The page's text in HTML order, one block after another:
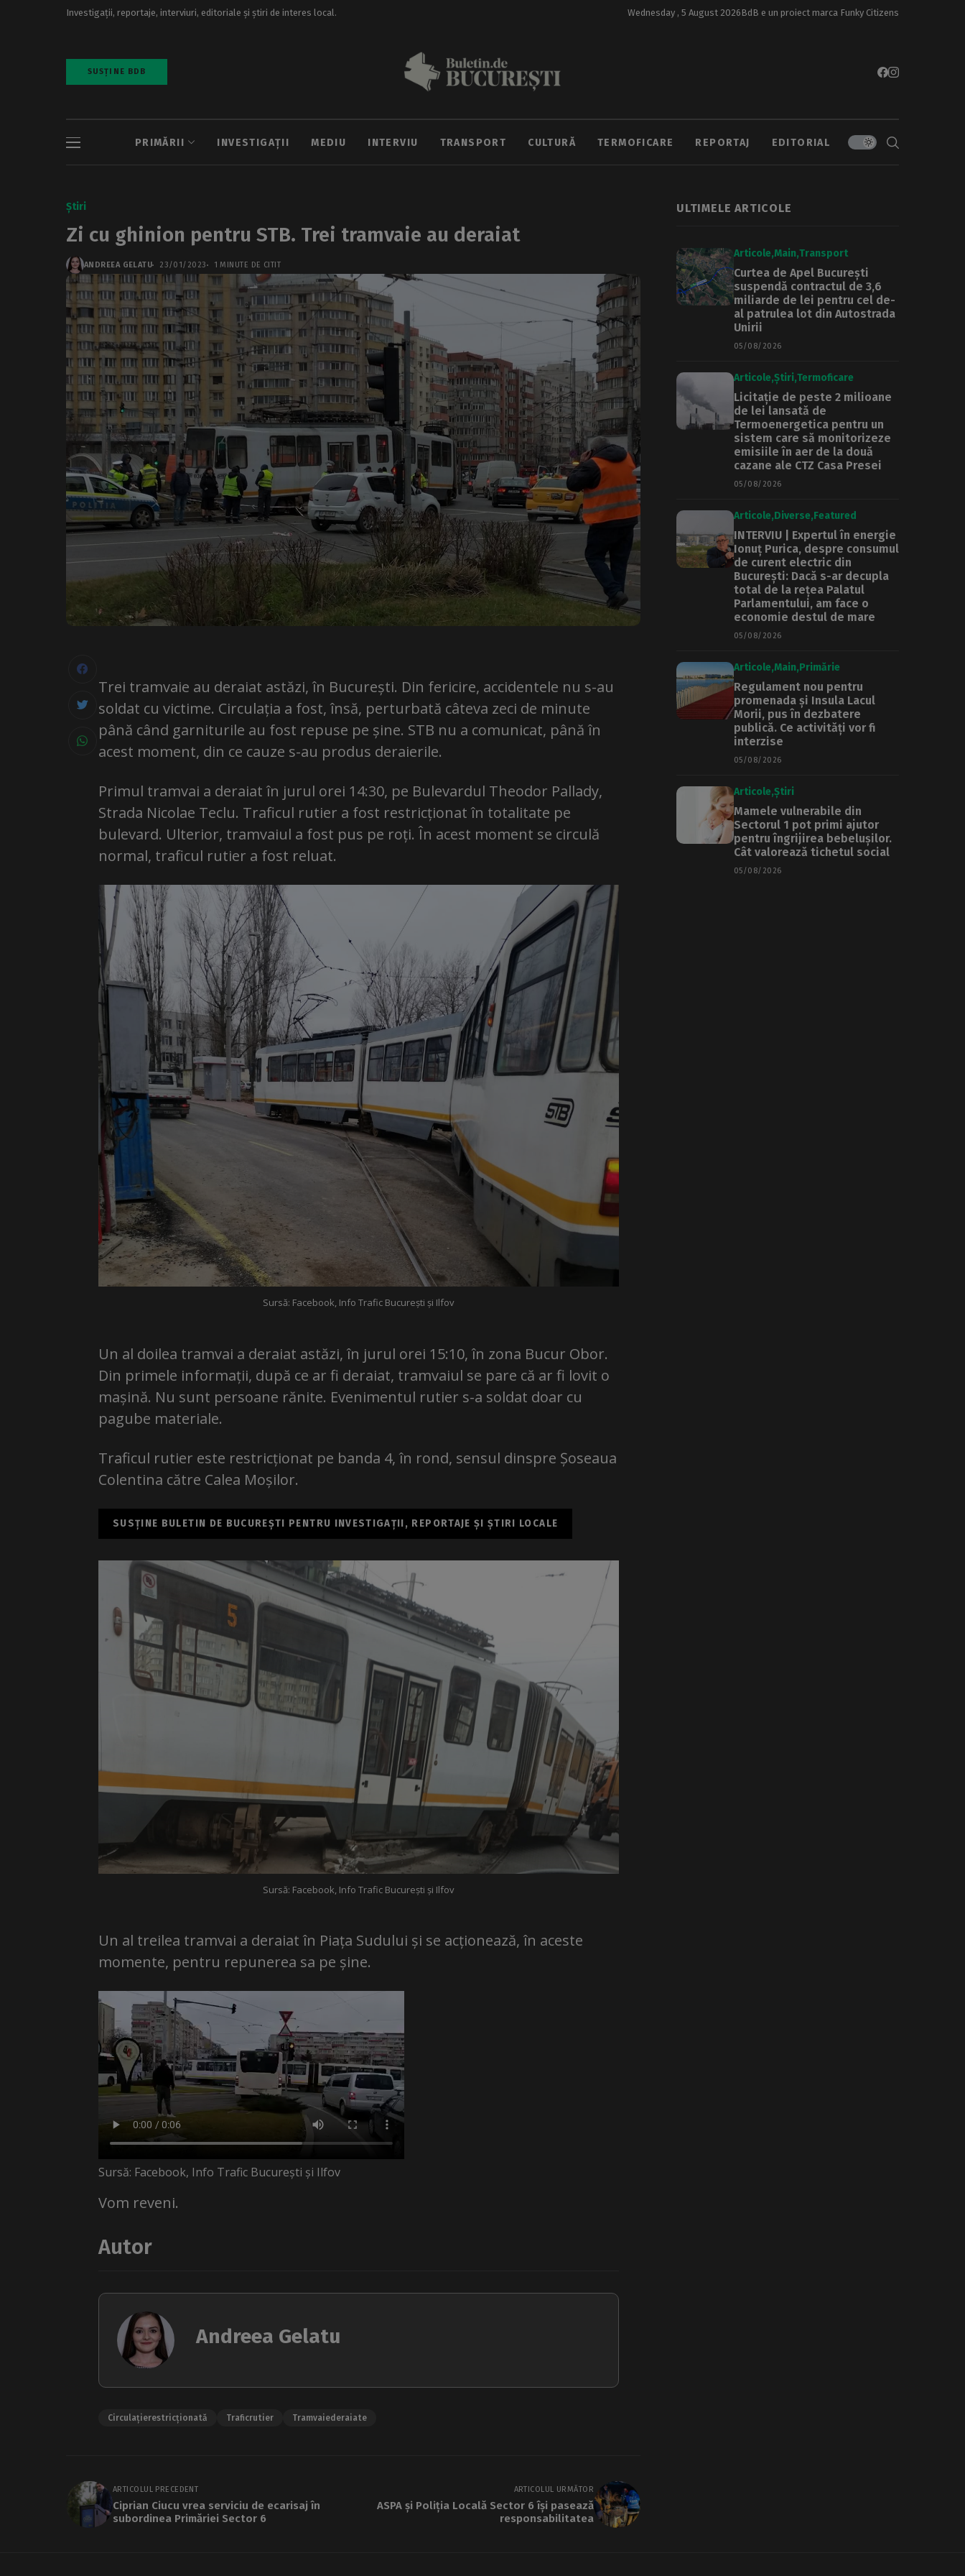
Investigații, reportaje, interviuri, editoriale și știri de interes local. Wednesday , 5 August 2026BdB e un proiect marca Funky Citizens
SUSȚINE BDB
PRIMĂRII INVESTIGAȚII MEDIU INTERVIU TRANSPORT CULTURĂ TERMOFICARE REPORTAJ EDITORIAL
Știri
Zi cu ghinion pentru STB. Trei tramvaie au deraiat
ANDREEA GELATU 23/01/2023 1 MINUTE DE CITIT
Trei tramvaie au deraiat astăzi, în București. Din fericire, accidentele nu s-au
soldat cu victime. Circulația a fost, însă, perturbată câteva zeci de minute
până când garniturile au fost repuse pe șine. STB nu a comunicat, până în
acest moment, din ce cauze s-au produs deraierile.
Primul tramvai a deraiat în jurul orei 14:30, pe Bulevardul Theodor Pallady,
Strada Nicolae Teclu. Traficul rutier a fost restricționat în totalitate pe
bulevard. Ulterior, tramvaiul a fost pus pe roți. În acest moment se circulă
normal, traficul rutier a fost reluat.
Sursă: Facebook, Info Trafic București și Ilfov
Un al doilea tramvai a deraiat astăzi, în jurul orei 15:10, în zona Bucur Obor.
Din primele informații, după ce ar fi deraiat, tramvaiul se pare că ar fi lovit o
mașină. Nu sunt persoane rănite. Evenimentul rutier s-a soldat doar cu
pagube materiale.
Traficul rutier este restricționat pe banda 4, în rond, sensul dinspre Șoseaua
Colentina către Calea Moșilor.
SUSȚINE BULETIN DE BUCUREȘTI PENTRU INVESTIGAȚII, REPORTAJE ȘI ȘTIRI LOCALE
Sursă: Facebook, Info Trafic București și Ilfov
Un al treilea tramvai a deraiat în Piața Sudului și se acționează, în aceste
momente, pentru repunerea sa pe șine.
Sursă: Facebook, Info Trafic București și Ilfov
Vom reveni.
Autor
Andreea Gelatu
Circulațierestricționată Traficrutier Tramvaiederaiate
ARTICOLUL PRECEDENT
Ciprian Ciucu vrea serviciu de ecarisaj în
subordinea Primăriei Sector 6
ARTICOLUL URMĂTOR
ASPA și Poliția Locală Sector 6 își pasează
responsabilitatea
ULTIMELE ARTICOLE
Articole Main Transport
Curtea de Apel București
suspendă contractul de 3,6
miliarde de lei pentru cel de-
al patrulea lot din Autostrada
Unirii
05/08/2026
Articole Știri Termoficare
Licitație de peste 2 milioane
de lei lansată de
Termoenergetica pentru un
sistem care să monitorizeze
emisiile în aer de la două
cazane ale CTZ Casa Presei
05/08/2026
Articole Diverse Featured
INTERVIU | Expertul în energie
Ionuț Purica, despre consumul
de curent electric din
București: Dacă s-ar decupla
total de la rețea Palatul
Parlamentului, am face o
economie destul de mare
05/08/2026
Articole Main Primărie
Regulament nou pentru
promenada și Insula Lacul
Morii, pus în dezbatere
publică. Ce activități vor fi
interzise
05/08/2026
Articole Știri
Mamele vulnerabile din
Sectorul 1 pot primi ajutor
pentru îngrijirea bebelușilor.
Cât valorează tichetul social
05/08/2026